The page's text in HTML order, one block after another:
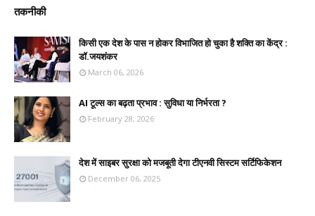
तकनीकी
किसी एक देश के पास न होकर विभाजित हो चुका है शक्ति का केंद्र :
डॉ.जयशंकर
March 06, 2026
AI टूल्स का बढ़ता प्रभाव : सुविधा या निर्भरता ?
February 28, 2026
देश में साइबर सुरक्षा को मजबूती देगा टीएनवी सिस्टम सर्टिफिकेशन
December 06, 2025